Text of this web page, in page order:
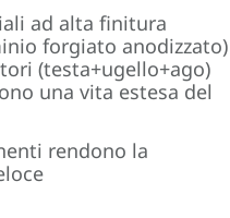
ad alta finitura
forgiato anodizzato)
(testa+ugello+ago)
una vita estesa del
rendono la